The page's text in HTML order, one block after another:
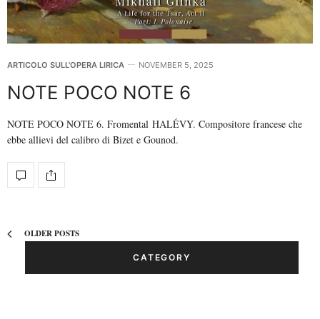
ARTICOLO SULL'OPERA LIRICA NOVEMBER 5, 2025
NOTE POCO NOTE 6
NOTE POCO NOTE 6. Fromental HALÉVY. Compositore francese che
ebbe allievi del calibro di Bizet e Gounod.
OLDER POSTS
CATEGORY